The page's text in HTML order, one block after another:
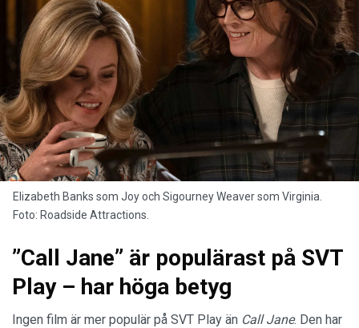
Elizabeth Banks som Joy och Sigourney Weaver som Virginia.
Foto: Roadside Attractions.
”Call Jane” är populärast på SVT
Play – har höga betyg
Ingen film är mer populär på SVT Play än Call Jane. Den har